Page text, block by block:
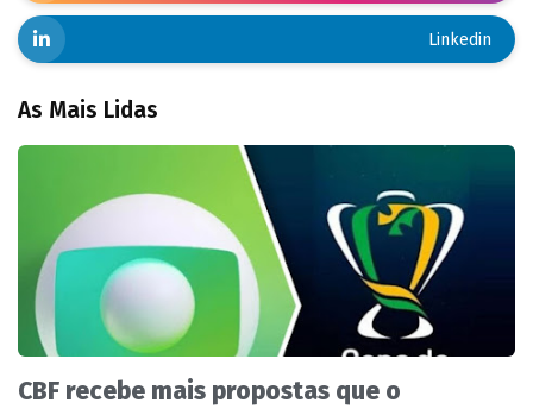
Linkedin
As Mais Lidas
CBF recebe mais propostas que o